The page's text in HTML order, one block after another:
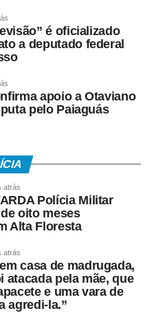
é oficializado
a deputado federal
apoio a Otaviano
pelo Paiaguás
atrás
Polícia Militar
oito meses
Alta Floresta
atrás
casa de madrugada,
atacada pela mãe, que
e uma vara de
agredi-la.”